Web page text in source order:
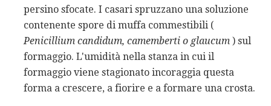
persino sfocate. I casari spruzzano una soluzione
contenente spore di muffa commestibili (
Penicillium candidum, camemberti o glaucum ) sul
formaggio. L'umidità nella stanza in cui il
formaggio viene stagionato incoraggia questa
forma a crescere, a fiorire e a formare una crosta.